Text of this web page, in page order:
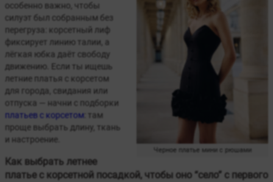
Черное платье мини с рюшами
особенно важно, чтобы
силуэт был собранным без
перегруза: корсетный лиф
фиксирует линию талии, а
лёгкая юбка даёт свободу
движению. Если ты ищешь
летние платья с корсетом
для города, свидания или
отпуска — начни с подборки
платьев с корсетом : там
проще выбрать длину, ткань
и настроение.
Как выбрать летнее
платье с корсетной посадкой, чтобы оно “село” с первого